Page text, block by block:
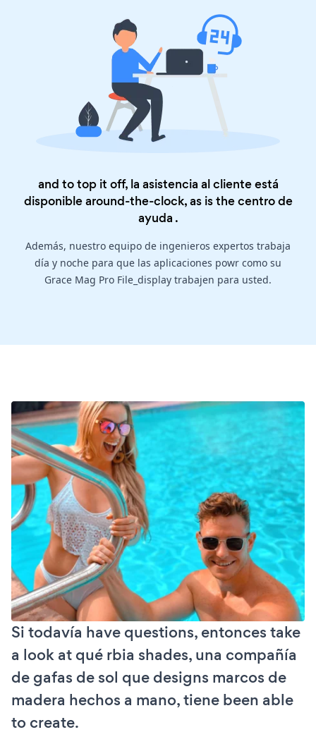
and to top it off, la asistencia al cliente está
disponible around-the-clock, as is thecentro de
ayuda .
Además, nuestro equipo de ingenieros expertos trabaja
día y noche para que las aplicaciones powr como su
Grace Mag Pro File_display trabajen para usted.
Si todavía have questions, entonces take
a look at qué rbia shades, una compañía
de gafas de sol que designs marcos de
madera hechos a mano, tiene been able
to create.